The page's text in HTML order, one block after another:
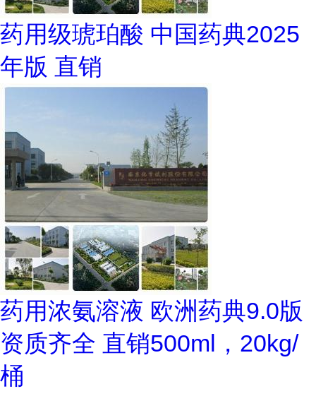
药用级琥珀酸 中国药典2025
年版 直销
药用浓氨溶液 欧洲药典9.0版
资质齐全 直销500ml，20kg/
桶